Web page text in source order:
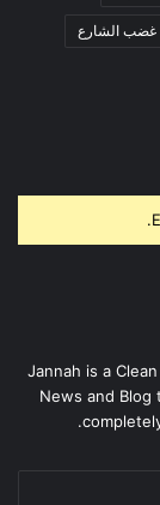
غضب الشارع
Jannah is a
News and